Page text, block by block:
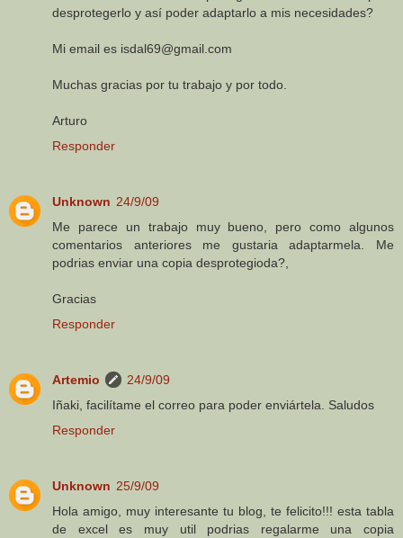
desprotegerlo y así poder adaptarlo a mis necesidades?
Mi email es isdal69@gmail.com
Muchas gracias por tu trabajo y por todo.
Arturo
Responder
Unknown 24/9/09
Me parece un trabajo muy bueno, pero como algunos
comentarios anteriores me gustaria adaptarmela. Me
podrias enviar una copia desprotegioda?,
Gracias
Responder
Artemio
24/9/09
Iñaki, facilítame el correo para poder enviártela. Saludos
Responder
Unknown 25/9/09
Hola amigo, muy interesante tu blog, te felicito!!! esta tabla
de excel es muy util podrias regalarme una copia